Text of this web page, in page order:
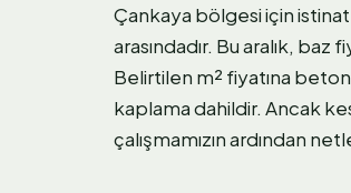
Çankaya bölgesi için
arasındadır. Bu aralık,
Belirtilen m² fiyatına
kaplama dahildir. Ancak
çalışmamızın ardından